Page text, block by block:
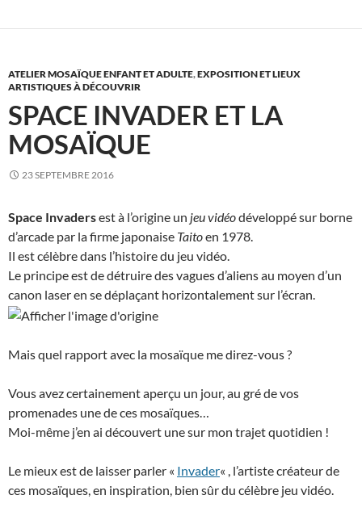
ATELIER MOSAÏQUE ENFANT ET ADULTE,EXPOSITION ET LIEUX
ARTISTIQUES À DÉCOUVRIR
SPACE INVADER ET LA
MOSAÏQUE
23 SEPTEMBRE 2016
Space Invadersest à l’origine un jeu vidéodéveloppé sur borne
d’arcade par la firme japonaise Taitoen 1978.
Il est célèbre dans l’histoire du jeu vidéo.
Le principe est de détruire des vagues d’aliens au moyen d’un
canon laser en se déplaçant horizontalement sur l’écran.
Mais quel rapport avec la mosaïque me direz-vous ?
Vous avez certainement aperçu un jour, au gré de vos
promenades une de ces mosaïques…
Moi-même j’en ai découvert une sur mon trajet quotidien !
Le mieux est de laisser parler « Invader« , l’artiste créateur de
ces mosaïques, en inspiration, bien sûr du célèbre jeu vidéo.